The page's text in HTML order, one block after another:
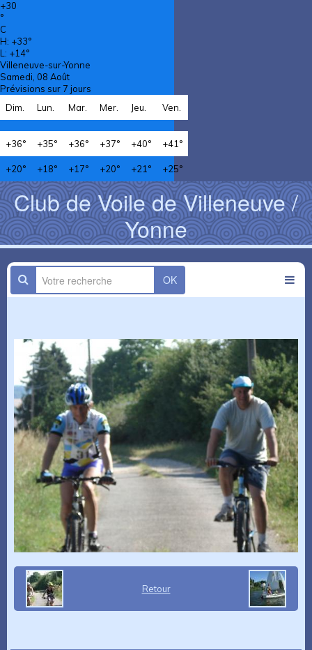
+30
°
C
H: +33°
L: +14°
Villeneuve-sur-Yonne
Samedi, 08 Août
Prévisions sur 7 jours
Dim.
Lun. Mar. Mer. Jeu. Ven.
+36° +35° +36° +37° +40° +41°
+20° +18° +17° +20° +21° +25°
Club de Voile de Villeneuve /
Yonne
OK
Retour